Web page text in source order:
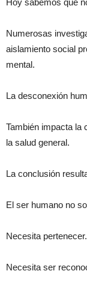
Numerosas
aislamiento social
mental.
La desconexión
También impacta la
la salud general.
La conclusión
El ser humano no
Necesita pertenecer.
Necesita ser